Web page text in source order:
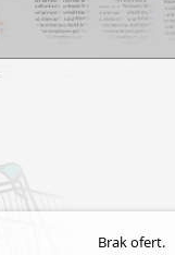
Brak ofert.